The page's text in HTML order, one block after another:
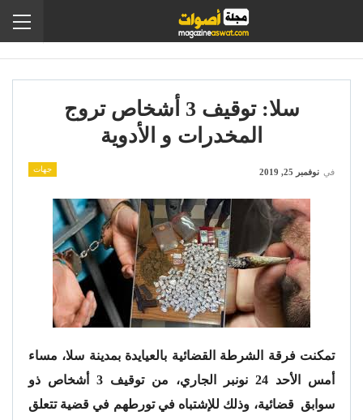
سلا: توقيف 3 أشخاص تروج
المخدرات و الأدوية
جهات في نوفمبر 25, 2019
تمكنت فرقة الشرطة القضائية بالعيايدة بمدينة سلا، مساء
أمس الأحد 24 نونبر الجاري، من توقيف 3 أشخاص ذو
سوابق قضائية، وذلك للإشتباه في تورطهم في قضية تتعلق